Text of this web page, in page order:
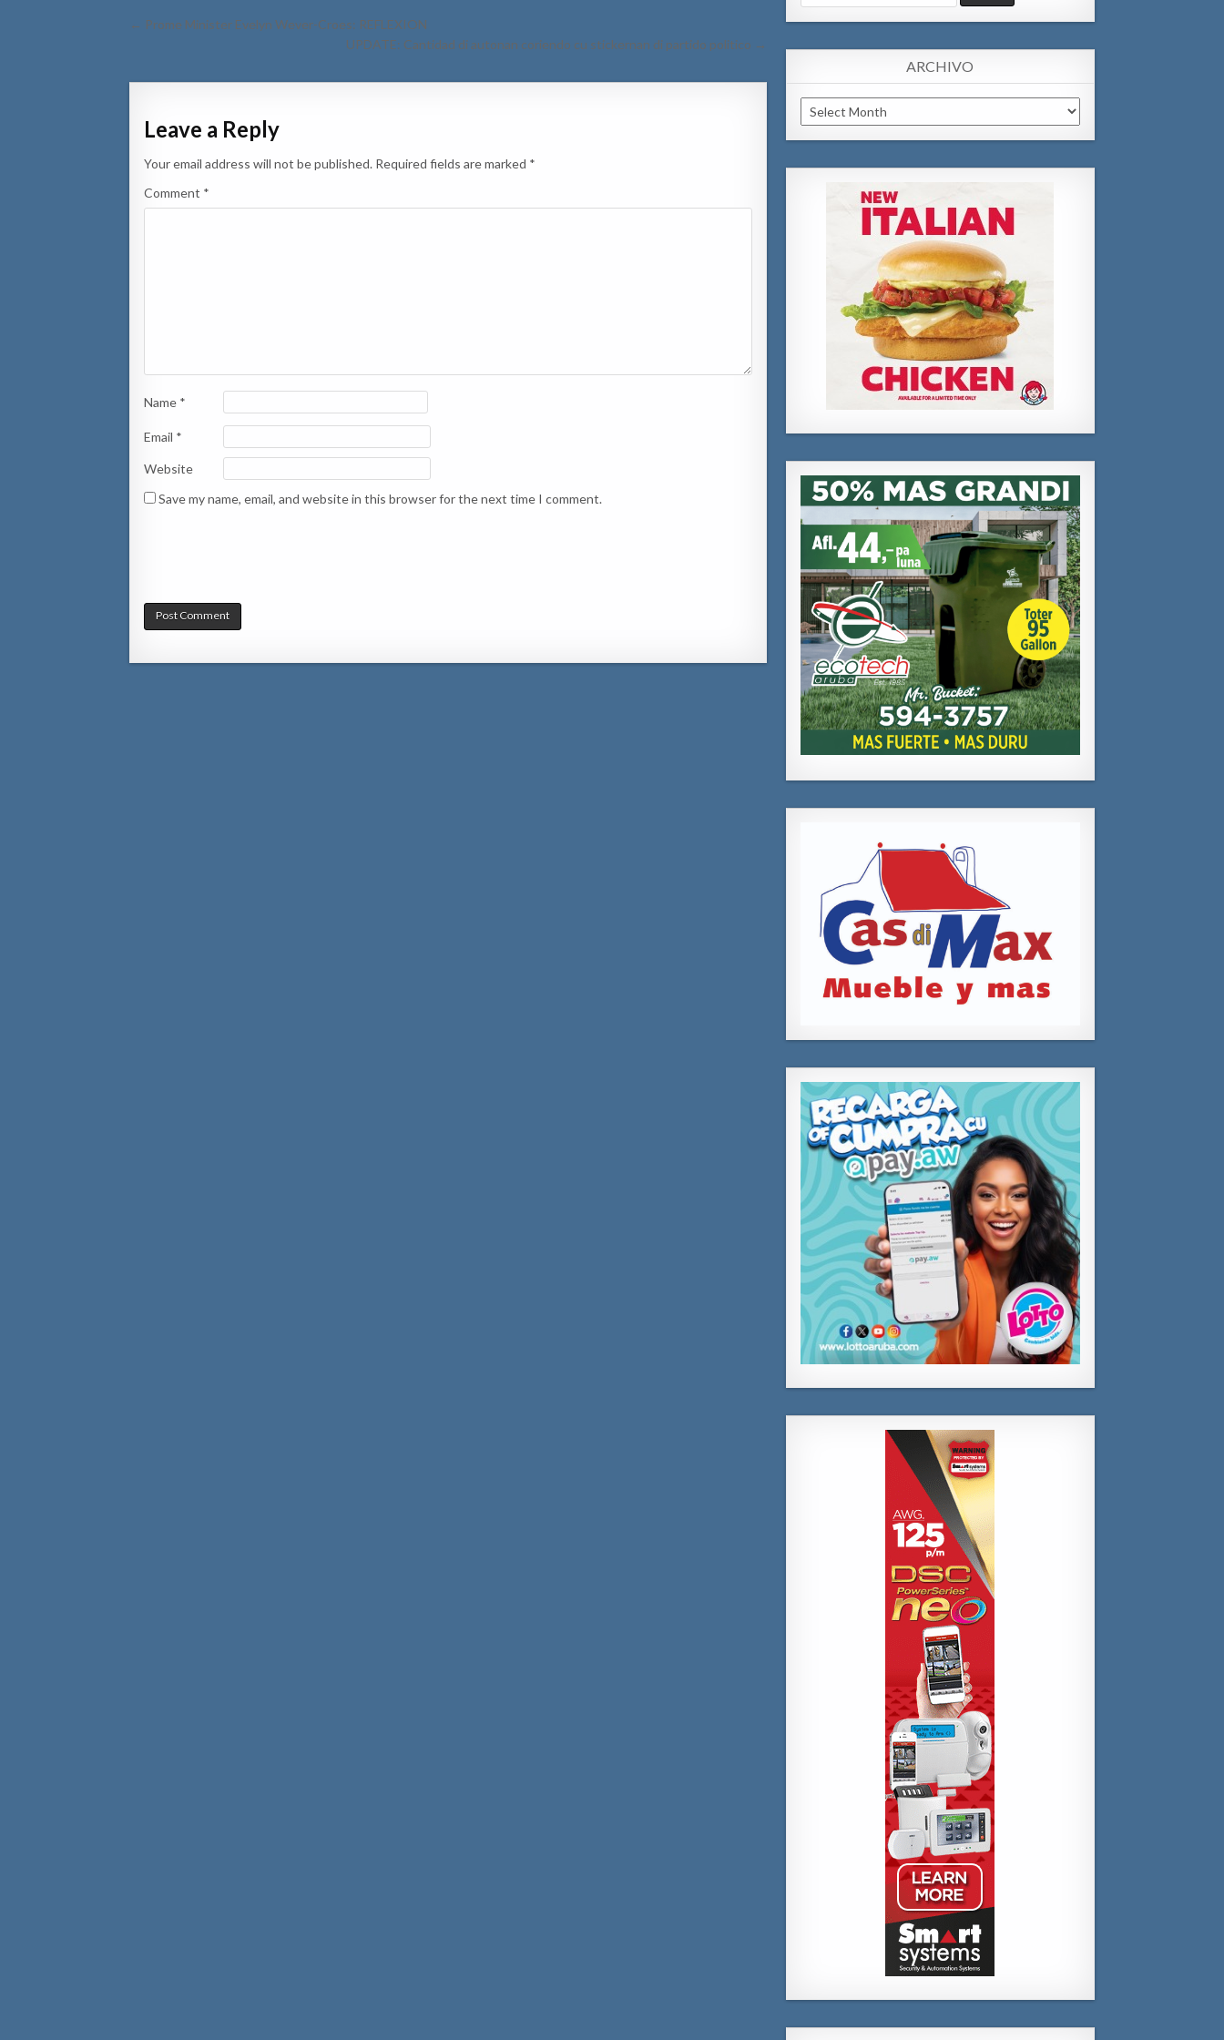
Post
← Prome Minister Evelyn Wever-Croes: REFLEXION
UPDATE: Cantidad di autonan coriendo cu stickernan di partido politico →
Leave a Reply
Your email address will not be published. Required fields are marked *
Comment *
Name *
Email *
Website
Save my name, email, and website in this browser for the next time I comment.
for:
ARCHIVO
Archivo